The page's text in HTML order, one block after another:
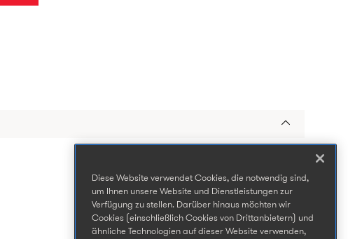
Diese Website verwendet Cookies, die notwendig sind,
um Ihnen unsere Website und Dienstleistungen zur
Verfügung zu stellen. Darüber hinaus möchten wir
Cookies (einschließlich Cookies von Drittanbietern) und
ähnliche Technologien auf dieser Website verwenden,